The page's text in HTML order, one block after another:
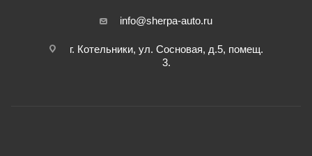
info@sherpa-auto.ru
г. Котельники, ул. Сосновая, д.5, помещ.
3.